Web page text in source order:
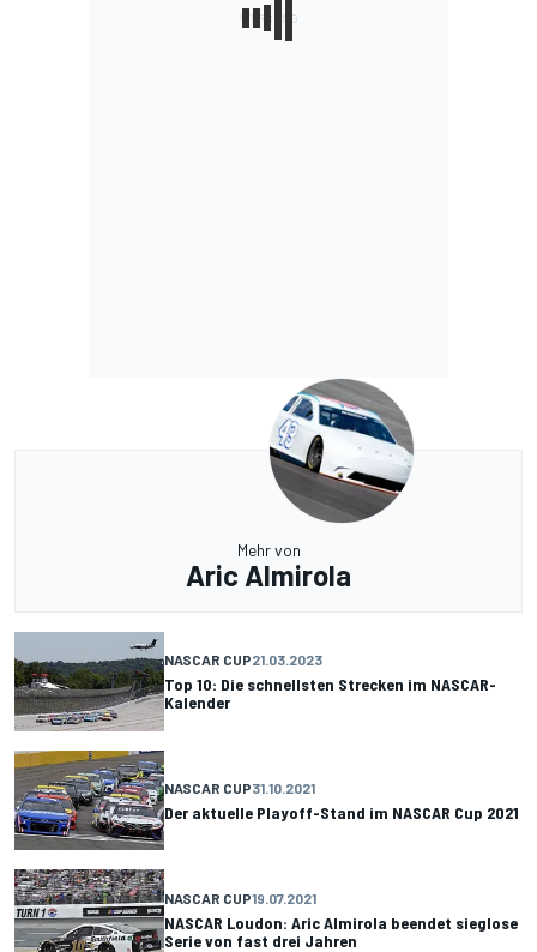
Mehr von
Aric Almirola
NASCAR CUP21.03.2023
Top 10: Die schnellsten Strecken im NASCAR-
Kalender
NASCAR CUP31.10.2021
Der aktuelle Playoff-Stand im NASCAR Cup 2021
NASCAR CUP19.07.2021
NASCAR Loudon: Aric Almirola beendet sieglose
Serie von fast drei Jahren